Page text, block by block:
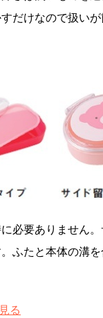
だけなので扱いが
必要ありません
ふたと本体の溝
る